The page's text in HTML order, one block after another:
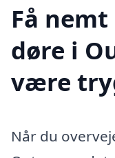
Få
døre i
være
Når du